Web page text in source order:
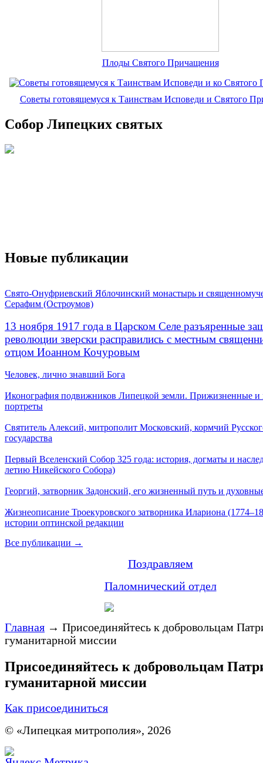
Плоды Святого Причащения
Советы готовящемуся к Таинствам Исповеди и Святого
Собор Липецких святых
Новые публикации
Свято-Онуфриевский Яблочинский монастырь и
Серафим (Остроумов)
13 ноября 1917 года в Царском Селе разъяренные
революции зверски расправились с местным
отцом Иоанном Кочуровым
Человек, лично знавший Бога
Иконография подвижников Липецкой земли. Прижизненные и
портреты
Святитель Алексий, митрополит Московский, кормчий
государства
Первый Вселенский Собор 325 года: история, догматы и
летию Никейского Собора)
Георгий, затворник Задонский, его жизненный путь и
Жизнеописание Троекуровского затворника Илариона
истории оптинской редакции
Все публикации →
Поздравляем
Паломнический отдел
Главная → Присоединяйтесь к добровольцам
гуманитарной миссии
Присоединяйтесь к добровольцам
гуманитарной миссии
Как присоединиться
© «Липецкая митрополия», 2026